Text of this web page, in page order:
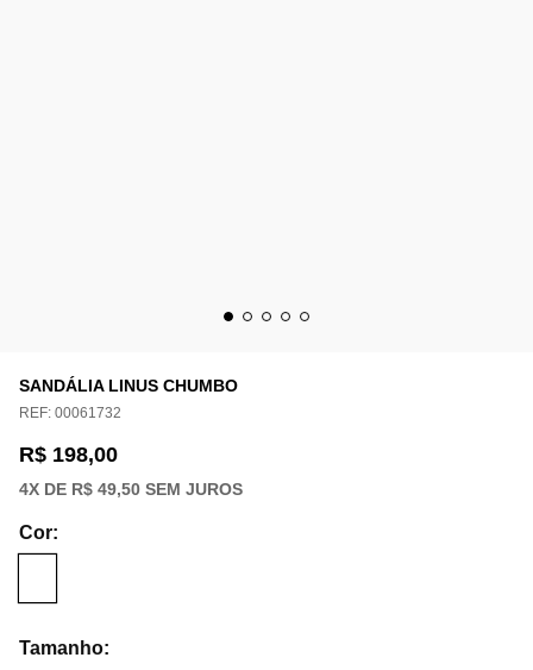
SANDÁLIA LINUS CHUMBO
REF: 00061732
R$ 198,00
4X DE R$ 49,50 SEM JUROS
Cor:
Tamanho: